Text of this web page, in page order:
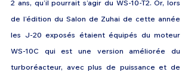
2 ans, qu’il pourrait s’agir du WS-10-T2. Or, lors
de l’édition du Salon de Zuhai de cette année
les J-20 exposés étaient équipés du moteur
WS-10C qui est une version améliorée du
turboréacteur, avec plus de puissance et de